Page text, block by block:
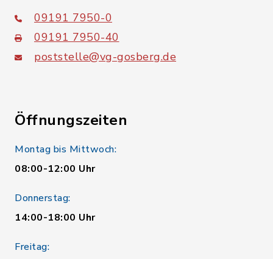
09191 7950-0
09191 7950-40
poststelle@vg-gosberg.de
Öffnungszeiten
Montag bis Mittwoch:
08:00-12:00 Uhr
Donnerstag:
14:00-18:00 Uhr
Freitag: